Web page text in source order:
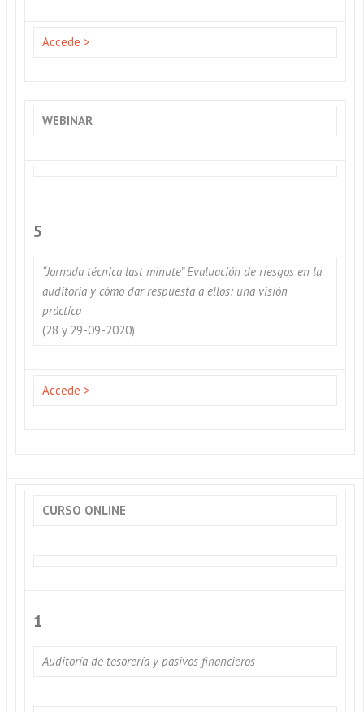
Accede >
WEBINAR
5
“Jornada técnica last minute” Evaluación de riesgos en la
auditoría y cómo dar respuesta a ellos: una visión
práctica
(28 y 29-09-2020)
Accede >
CURSO ONLINE
1
Auditoría de tesorería y pasivos financieros